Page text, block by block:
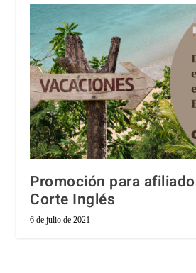
Promoción para
Corte Inglés
6 de julio de 2021